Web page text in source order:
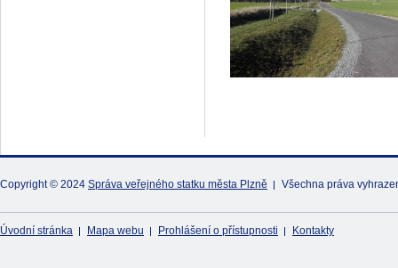
Copyright © 2024 Správa veřejného statku města Plzně Všechna práva
Úvodní stránka Mapa webu Prohlášení o přístupnosti Kontakty